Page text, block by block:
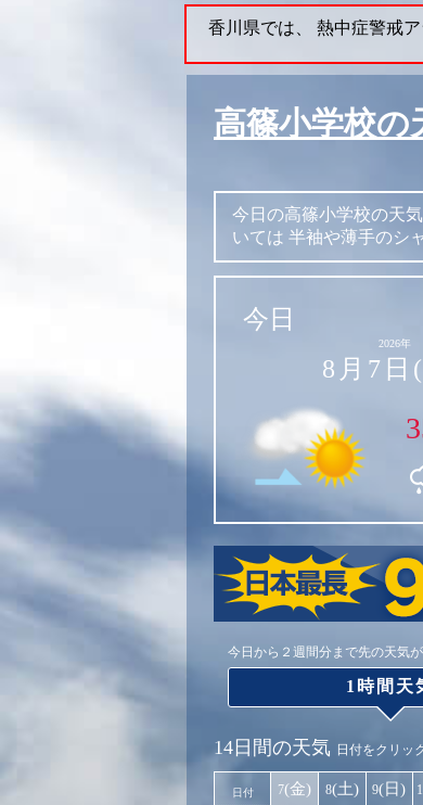
香川県では、 熱中症警戒
高篠小学校の
今日の高篠小学校の天
いては 半袖や薄手のシ
今日
2026年
8月7日
今日から２週間分まで先の天気
1時間天
14日間の天気 日付をクリッ
日付 7(金) 8(土) 9(日)